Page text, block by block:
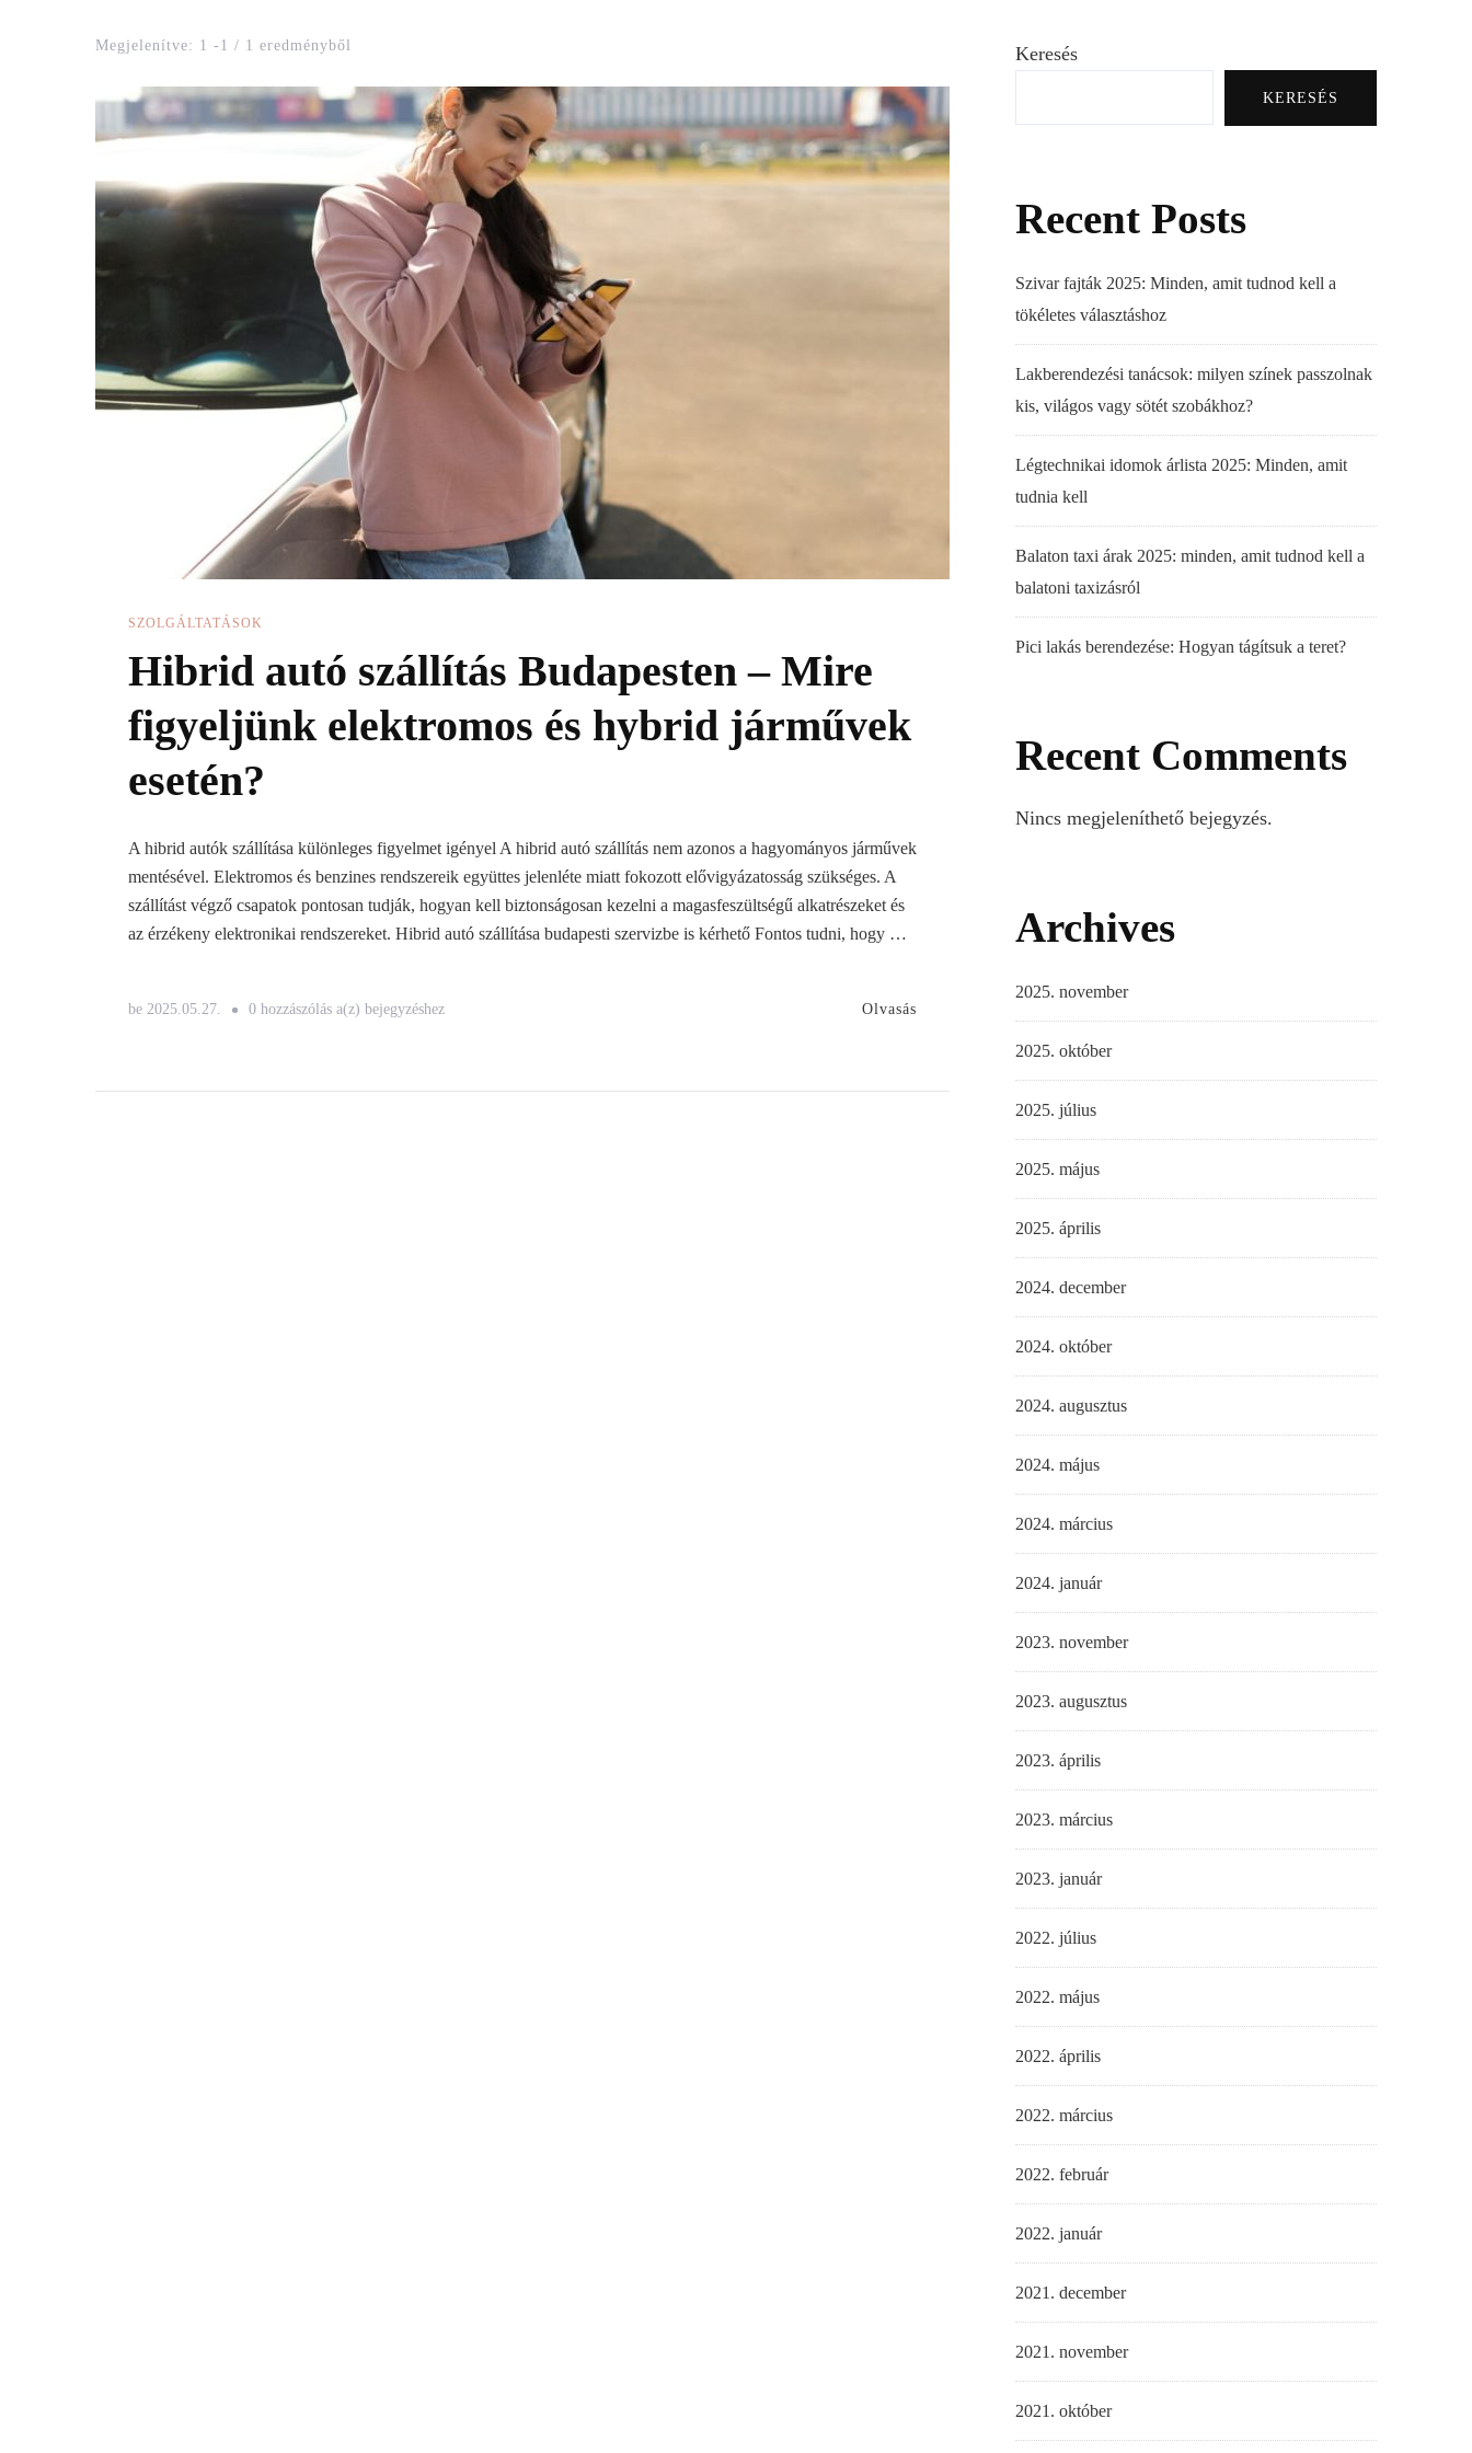
Megjelenítve: 1 -1 / 1 eredményből
SZOLGÁLTATÁSOK
Hibrid autó szállítás Budapesten – Mire
figyeljünk elektromos és hybrid járművek
esetén?
A hibrid autók szállítása különleges figyelmet igényel A hibrid autó szállítás nem azonos a hagyományos járművek
mentésével. Elektromos és benzines rendszereik együttes jelenléte miatt fokozott elővigyázatosság szükséges. A
szállítást végző csapatok pontosan tudják, hogyan kell biztonságosan kezelni a magasfeszültségű alkatrészeket és
az érzékeny elektronikai rendszereket. Hibrid autó szállítása budapesti szervizbe is kérhető Fontos tudni, hogy …
be 2025.05.27. 0 hozzászólás a(z) Hibrid
bejegyzéshez Olvasás
Keresés
KERESÉS
Recent Posts
Szivar fajták 2025: Minden, amit tudnod kell a
tökéletes választáshoz
Lakberendezési tanácsok: milyen színek passzolnak
kis, világos vagy sötét szobákhoz?
Légtechnikai idomok árlista 2025: Minden, amit
tudnia kell
Balaton taxi árak 2025: minden, amit tudnod kell a
balatoni taxizásról
Pici lakás berendezése: Hogyan tágítsuk a teret?
Recent Comments
Nincs megjeleníthető bejegyzés.
Archives
2025. november
2025. október
2025. július
2025. május
2025. április
2024. december
2024. október
2024. augusztus
2024. május
2024. március
2024. január
2023. november
2023. augusztus
2023. április
2023. március
2023. január
2022. július
2022. május
2022. április
2022. március
2022. február
2022. január
2021. december
2021. november
2021. október